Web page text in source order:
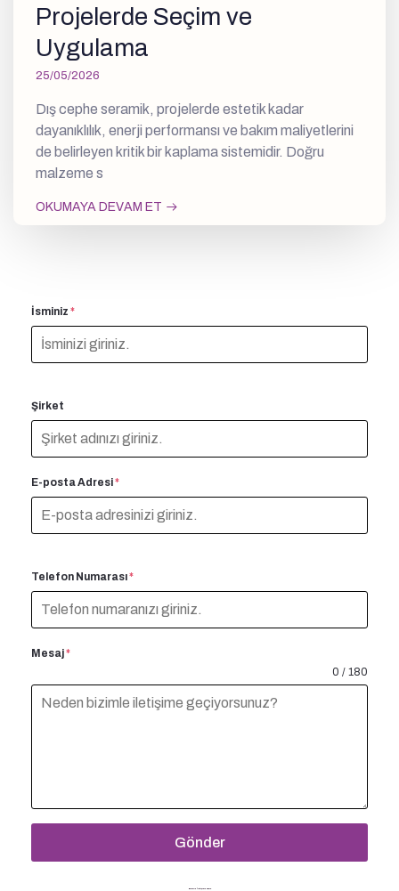
Projelerde Seçim ve
Uygulama
25/05/2026
Dış cephe seramik, projelerde estetik kadar
dayanıklılık, enerji performansı ve bakım maliyetlerini
de belirleyen kritik bir kaplama sistemidir. Doğru
malzeme s
OKUMAYA DEVAM ET
İsminiz *
Şirket
E-posta Adresi*
Telefon Numarası*
Mesaj*
0 / 180
Gönder
Bizimle İletişime Geçin